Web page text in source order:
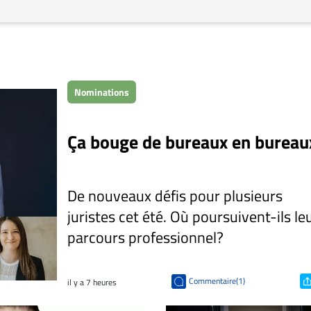
Nominations
Ça bouge de bureaux en
De nouveaux défis pour plusieurs
juristes cet été. Où poursuivent-ils
parcours professionnel?
il y a 7 heures Commentaire(1)